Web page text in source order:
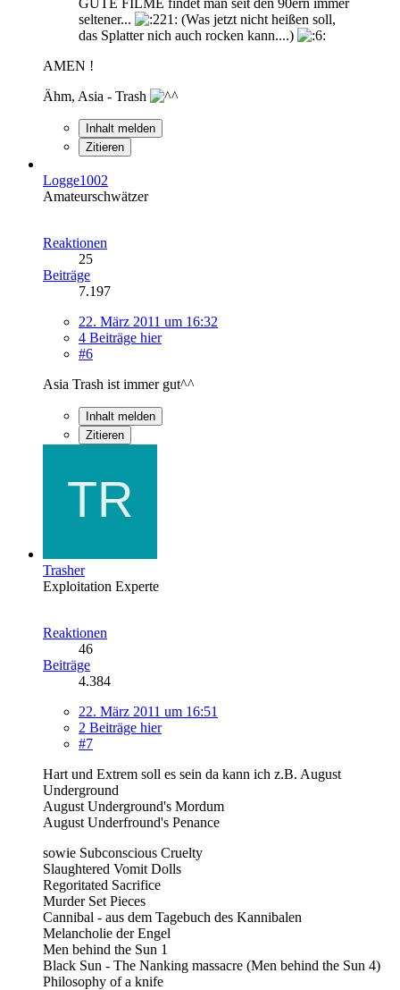
seltener...
(Was jetzt nicht heißen soll,
das Splatter nich auch rocken kann....)
AMEN !
Ähm, Asia - Trash
Inhalt melden
Zitieren
Logge1002
Amateurschwätzer
Reaktionen
25
Beiträge
7.197
22. März 2011 um 16:32
4 Beiträge hier
#6
Asia Trash ist immer gut^^
Inhalt melden
Zitieren
Trasher
Exploitation Experte
Reaktionen
46
Beiträge
4.384
22. März 2011 um 16:51
2 Beiträge hier
#7
Hart und Extrem soll es sein da kann ich z.B. August
Underground
August Underground's Mordum
August Underfround's Penance
sowie Subconscious Cruelty
Slaughtered Vomit Dolls
Regoritated Sacrifice
Murder Set Pieces
Cannibal - aus dem Tagebuch des Kannibalen
Melancholie der Engel
Men behind the Sun 1
Black Sun - The Nanking massacre (Men behind the Sun 4)
Philosophy of a knife